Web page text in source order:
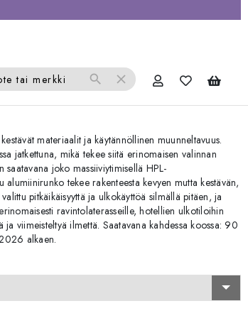
tai merkki search close
materiaalit ja käytännöllinen muunneltavuus.
jatkettuna, mikä tekee siitä erinomaisen valinnan
joko massiiviytimisellä HPL-
tekee rakenteesta kevyen mutta kestävän,
pitkäikäisyyttä ja ulkokäyttöä silmällä pitäen, ja
ravintolaterasseille, hotellien ulkotiloihin
viimeisteltyä ilmettä. Saatavana kahdessa koossa: 90
alkaen.